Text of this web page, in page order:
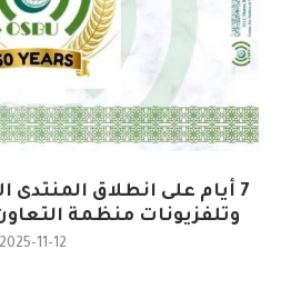
7 أيام على انطلاق المنتدى
وتلفزيونات منظمة
2025-11-12